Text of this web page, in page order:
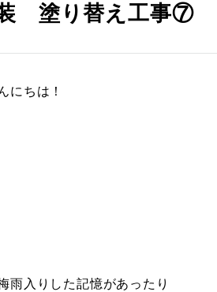
塗り替え工事⑦
にちは！
雨入りした記憶があったり